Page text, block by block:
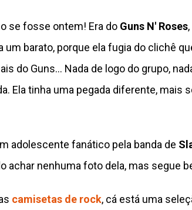
se fosse ontem! Era do Guns N' Roses
um barato, porque ela fugia do clichê
do Guns... Nada de logo do grupo,
Ela tinha uma pegada diferente, mais
adolescente fanático pela banda de
achar nenhuma foto dela, mas segue
camisetas de rock, cá está uma